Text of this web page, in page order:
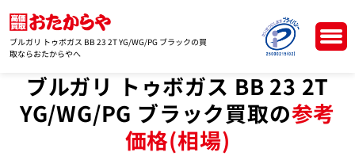
ブルガリ トゥボガス BB 23 2T YG/WG/PG ブラックの買
取ならおたからやへ
ブルガリ トゥボガス BB 23 2T
YG/WG/PG ブラック買取の参考
価格(相場)